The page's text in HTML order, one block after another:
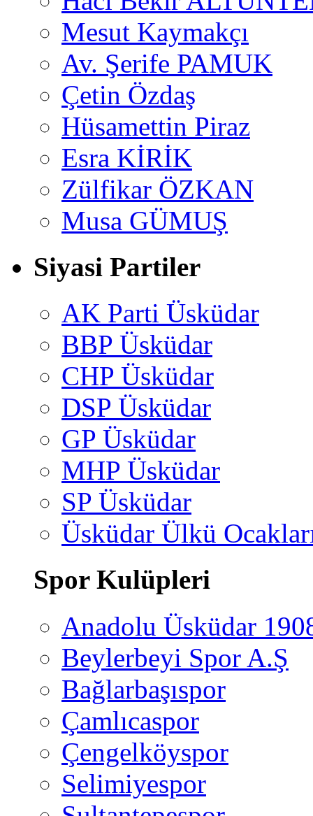
Mesut Kaymakçı
Av. Şerife PAMUK
Çetin Özdaş
Hüsamettin Piraz
Esra KİRİK
Zülfikar ÖZKAN
Musa GÜMUŞ
Siyasi Partiler
AK Parti Üsküdar
BBP Üsküdar
CHP Üsküdar
DSP Üsküdar
GP Üsküdar
MHP Üsküdar
SP Üsküdar
Üsküdar Ülkü
Spor Kulüpleri
Anadolu Üsküdar
Beylerbeyi Spor A.Ş
Bağlarbaşıspor
Çamlıcaspor
Çengelköyspor
Selimiyespor